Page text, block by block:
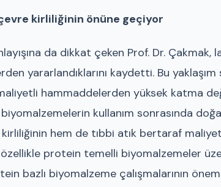
kirliliğinin önüne geçiyor
da dikkat çeken Prof. Dr. Çakmak,
yararlandıklarını kaydetti. Bu
hammaddelerden yüksek katma
kullanım sonrasında
hem de tıbbi atık bertaraf
protein temelli biyomalzemeler
bazlı biyomalzeme çalışmalarının